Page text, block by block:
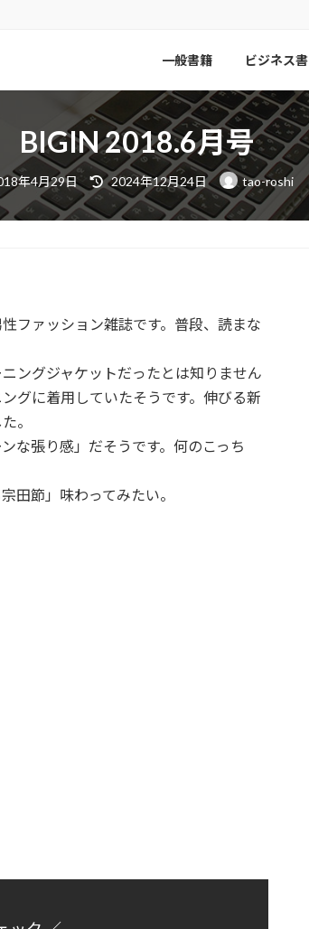
一般書籍 ビジネス書
BIGIN 2018.6月号
年4月29日
最
終
更
新
日
2024年12月24日 tao-roshi
ファッション雑誌です。普段、読まな
ングジャケットだったとは知りません
グに着用していたそうです。伸びる新
。
な張り感」だそうです。何のこっち
田節」味わってみたい。